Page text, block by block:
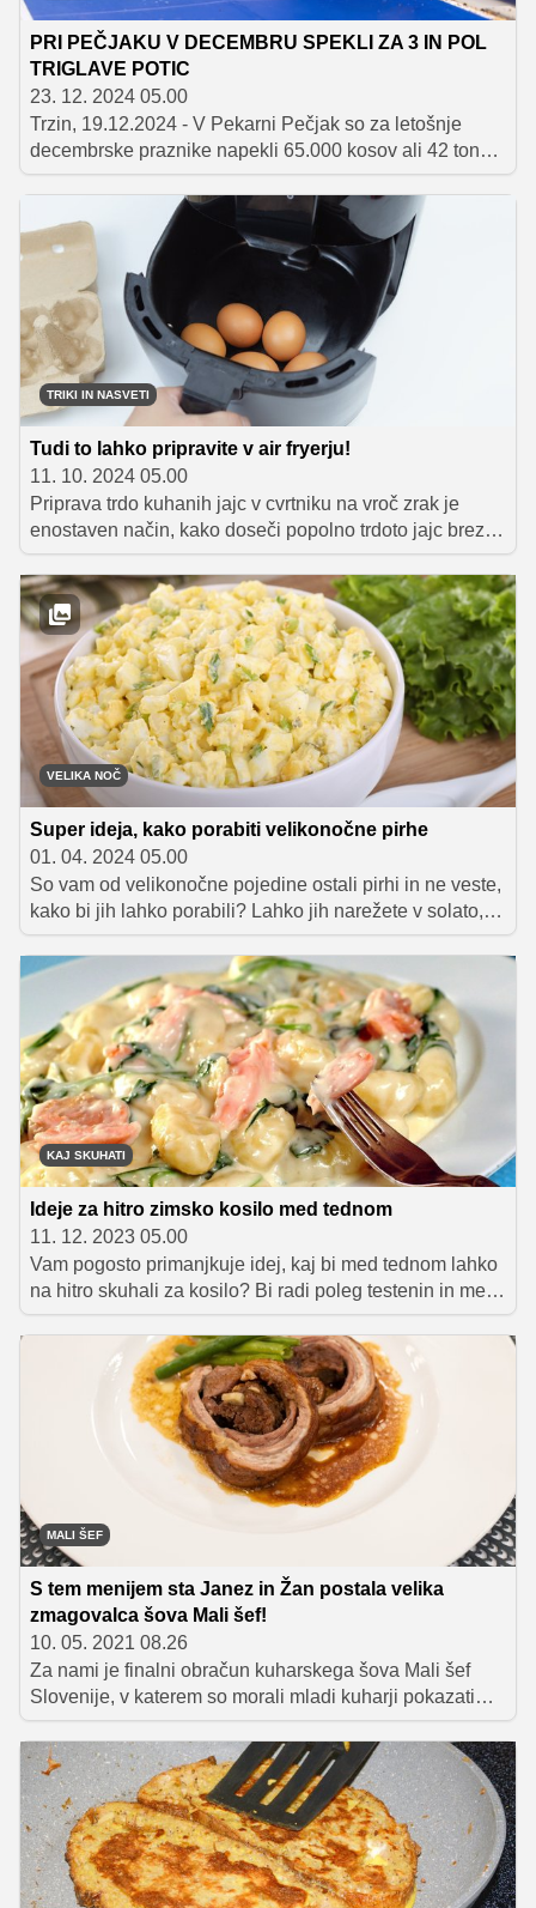
PRI PEČJAKU V DECEMBRU SPEKLI ZA 3 IN POL
TRIGLAVE POTIC
23. 12. 2024 05.00
Trzin, 19.12.2024 - V Pekarni Pečjak so za letošnje
decembrske praznike napekli 65.000 kosov ali 42 ton
potic. Pečejo jih neprekinjeno, v treh izmenah, v veliki
meri so izdelane ročno in še vedno po domačem
receptu Pečjakove družine.
TRIKI IN NASVETI
Tudi to lahko pripravite v air fryerju!
11. 10. 2024 05.00
Priprava trdo kuhanih jajc v cvrtniku na vroč zrak je
enostaven način, kako doseči popolno trdoto jajc brez
potrebe po kuhanju v vodi.
VELIKA NOČ
Super ideja, kako porabiti velikonočne pirhe
01. 04. 2024 05.00
So vam od velikonočne pojedine ostali pirhi in ne veste,
kako bi jih lahko porabili? Lahko jih narežete v solato, iz
njih naredite okusen namaz ali uporabite kot dodatek
sendvičem, še ena odlična ideja, v kateri boste porabili
kar veliko pirhov, pa je priprava jajčne solate. To lahko
dobro ohlajeno ponudite kot prilogo pečenemu in
kuhanemu mesu, iz nje pa si lahko pripravite tudi
odličen sendvič.
KAJ SKUHATI
Ideje za hitro zimsko kosilo med tednom
11. 12. 2023 05.00
Vam pogosto primanjkuje idej, kaj bi med tednom lahko
na hitro skuhali za kosilo? Bi radi poleg testenin in mesa
v omaki pripravili še kaj drugega? V članku vam
ponujamo 10 zanimivih in okusnih zimskih jedi, katerih
priprava vam ne bo vzela več kot 35 minut časa.
MALI ŠEF
S tem menijem sta Janez in Žan postala velika
zmagovalca šova Mali šef!
10. 05. 2021 08.26
Za nami je finalni obračun kuharskega šova Mali šef
Slovenije, v katerem so morali mladi kuharji pokazati
vse, kar so se naučili do sedaj. V zahtevnem kuharskem
izzivu sta po mnenju sodnikov več znanja, truda in
motivacije pokazala Janez Zibelnik in Žan Kern iz
Osnovne šole Matije Valjavca, ki sta tako postala velika
zmagovalca tretje sezone priljubljenega kuharskega
šova, svoji šoli pa sta prikuhala 10.000 evrov.